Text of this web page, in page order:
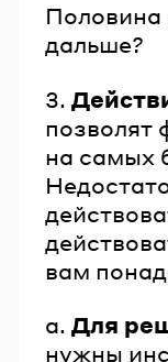
Половина
дальше?
3.
позволят
на самых
вам
а. Для
нужны